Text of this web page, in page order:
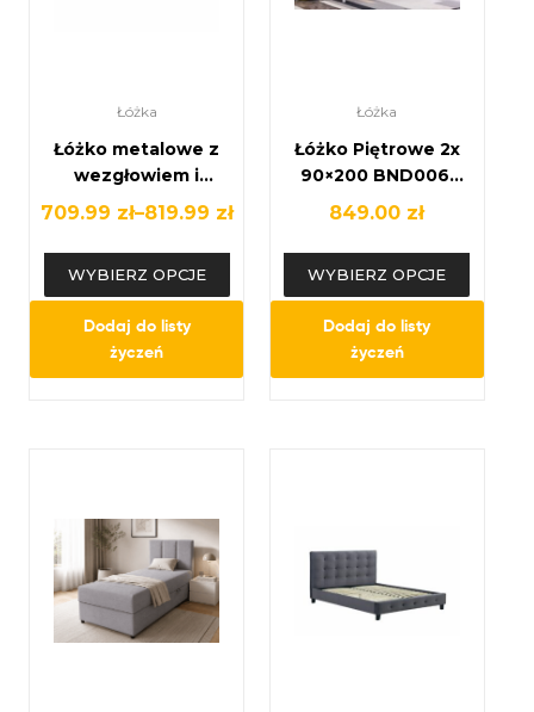
Łóżka
Łóżko metalowe z
wezgłowiem i
stelażem 120×200 /
rama, brązowe
nogi
709.99 zł–819.99 zł
WYBIERZ OPCJE
Dodaj do listy
życzeń
Łóżka
Łóżko Piętrowe 2x
90×200 BND006,
Łóżko piętrowe
849.00 zł
WYBIERZ OPCJE
Dodaj do listy
życzeń